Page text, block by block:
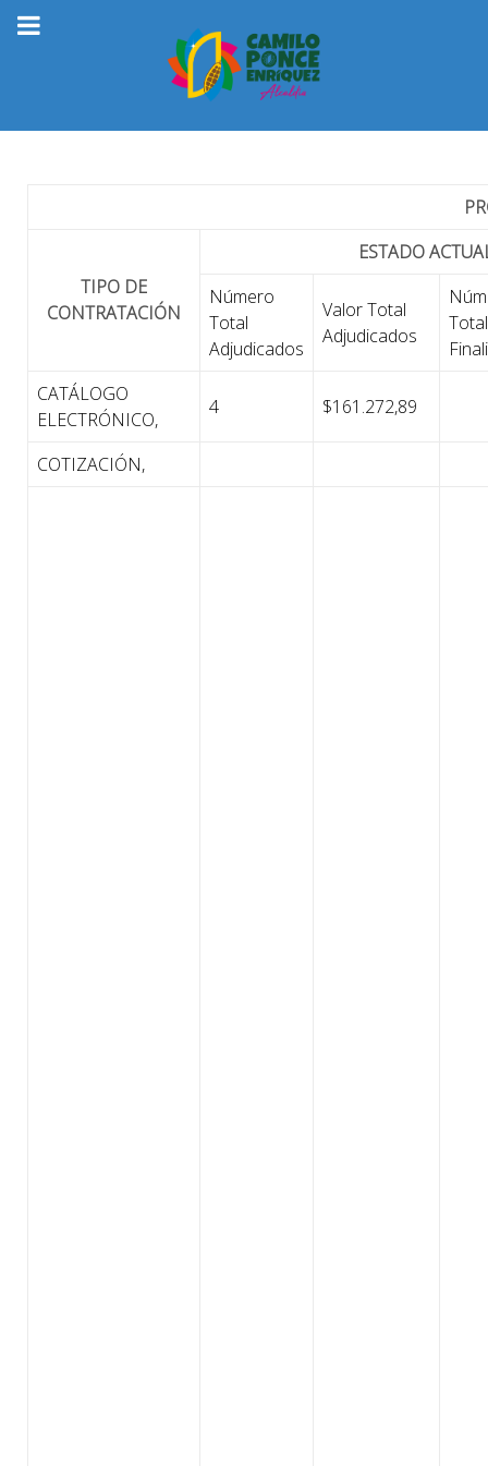
TIPO DE
CONTRATACIÓN
ESTADO
Número
Total
Adjudicados
Valor Total
Adjudicados
Total
CATÁLOGO
ELECTRÓNICO,
4 $161.272,89
COTIZACIÓN,